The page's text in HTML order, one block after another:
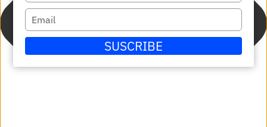
su
nombre
Escriba
su
correo
electrónico
SUSCRIBE